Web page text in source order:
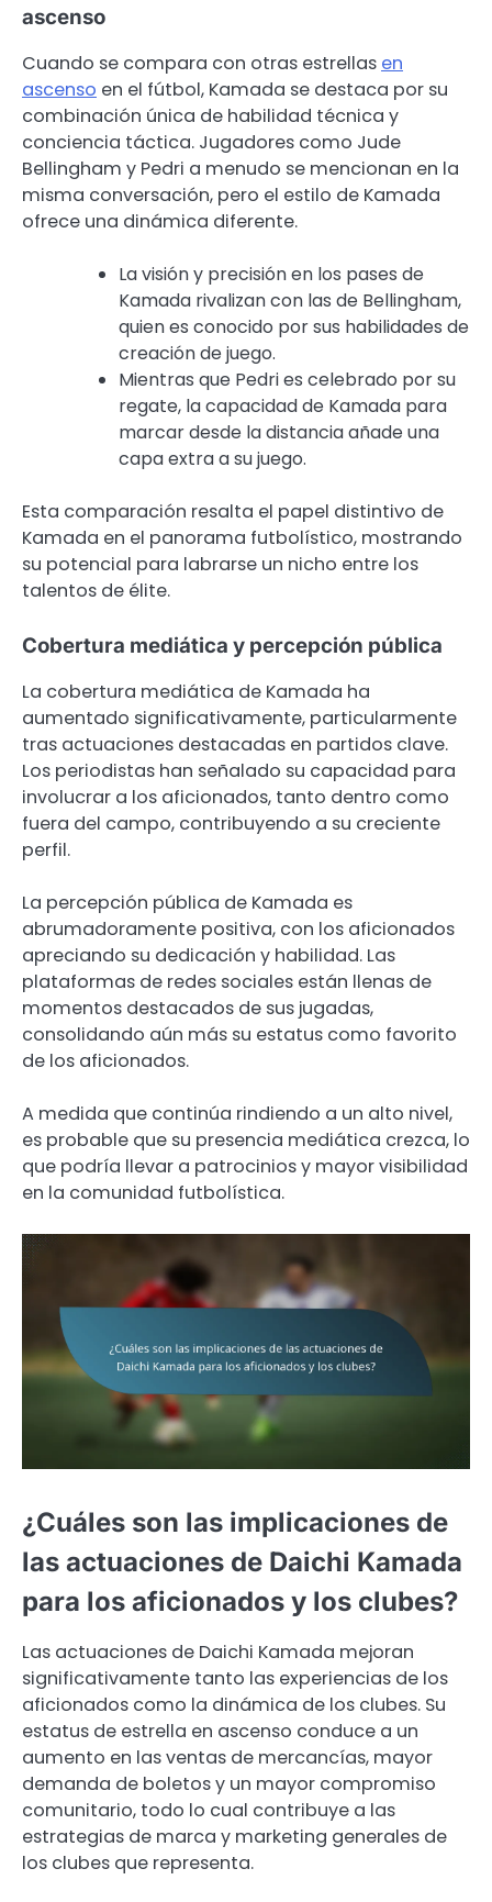
ascenso
Cuando se compara con otras estrellas en
ascenso en el fútbol, Kamada se destaca por su
combinación única de habilidad técnica y
conciencia táctica. Jugadores como Jude
Bellingham y Pedri a menudo se mencionan en la
misma conversación, pero el estilo de Kamada
ofrece una dinámica diferente.
La visión y precisión en los pases de
Kamada rivalizan con las de Bellingham,
quien es conocido por sus habilidades de
creación de juego.
Mientras que Pedri es celebrado por su
regate, la capacidad de Kamada para
marcar desde la distancia añade una
capa extra a su juego.
Esta comparación resalta el papel distintivo de
Kamada en el panorama futbolístico, mostrando
su potencial para labrarse un nicho entre los
talentos de élite.
Cobertura mediática y percepción pública
La cobertura mediática de Kamada ha
aumentado significativamente, particularmente
tras actuaciones destacadas en partidos clave.
Los periodistas han señalado su capacidad para
involucrar a los aficionados, tanto dentro como
fuera del campo, contribuyendo a su creciente
perfil.
La percepción pública de Kamada es
abrumadoramente positiva, con los aficionados
apreciando su dedicación y habilidad. Las
plataformas de redes sociales están llenas de
momentos destacados de sus jugadas,
consolidando aún más su estatus como favorito
de los aficionados.
A medida que continúa rindiendo a un alto nivel,
es probable que su presencia mediática crezca, lo
que podría llevar a patrocinios y mayor visibilidad
en la comunidad futbolística.
¿Cuáles son las implicaciones de
las actuaciones de Daichi Kamada
para los aficionados y los clubes?
Las actuaciones de Daichi Kamada mejoran
significativamente tanto las experiencias de los
aficionados como la dinámica de los clubes. Su
estatus de estrella en ascenso conduce a un
aumento en las ventas de mercancías, mayor
demanda de boletos y un mayor compromiso
comunitario, todo lo cual contribuye a las
estrategias de marca y marketing generales de
los clubes que representa.